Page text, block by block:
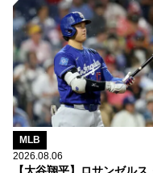
MLB
2026.08.06